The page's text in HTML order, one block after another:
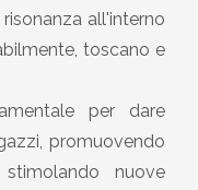
all'interno
toscano e
per dare
promuovendo
nuove